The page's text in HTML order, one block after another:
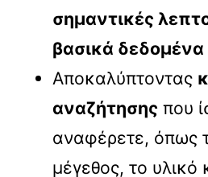
σημαντικές
βασικά
Αποκαλύπτοντας
αναζήτησης που
αναφέρετε, όπως
μέγεθος, το υλικό